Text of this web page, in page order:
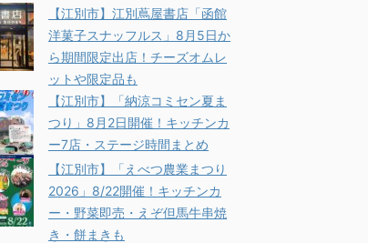
【江別市】江別蔦屋書店「函館
洋菓子スナッフルス」8月5日か
ら期間限定出店！チーズオムレ
ットや限定品も
【江別市】「納涼コミセン夏ま
つり」8月2日開催！キッチンカ
ー7店・ステージ時間まとめ
【江別市】「えべつ農業まつり
2026」8/22開催！キッチンカ
ー・野菜即売・えぞ但馬牛串焼
き・餅まきも